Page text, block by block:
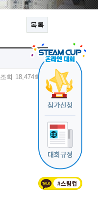
목록
조회 18,474회